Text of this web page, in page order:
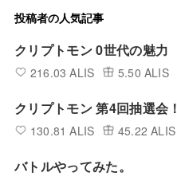
投稿者の人気記事
クリプトモン 0世代の魅力
216.03 ALIS 5.50 ALIS
クリプトモン 第4回抽選会！
130.81 ALIS 45.22 ALIS
バトルやってみた。